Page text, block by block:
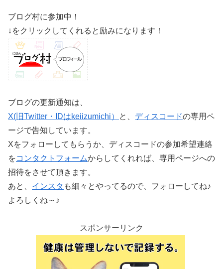
ブログ村に参加中！
↓をクリックしてくれると励みになります！
ブログの更新通知は、
X(旧Twitter・IDはkeiizumichi）
と、 ディスコードの専用ペ
ージで告知しています。
Xをフォローしてもらうか、ディスコードの参加希望連絡
をコンタクトフォームからしてくれれば、専用ページへの
招待をさせて頂きます。
あと、 インスタ も細々とやってるので、フォローしてね♪
よろしくね～♪
スポンサーリンク